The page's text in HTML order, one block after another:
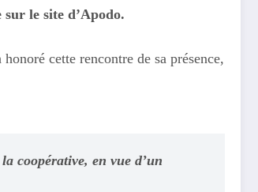
le site d’Apodo.
cette rencontre de sa présence,
coopérative, en vue d’un